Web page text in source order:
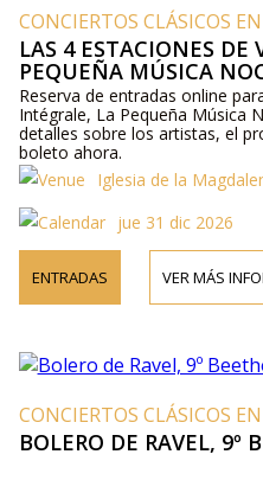
CONCIERTOS CLÁSICOS
LAS 4 ESTACIONES DE
PEQUEÑA MÚSICA
Reserva de entradas online
Intégrale, La Pequeña Música
detalles sobre los artistas, el
boleto ahora.
Iglesia de la
jue 31 dic 2026
ENTRADAS VER MÁS
CONCIERTOS CLÁSICOS
BOLERO DE RAVEL, 9º